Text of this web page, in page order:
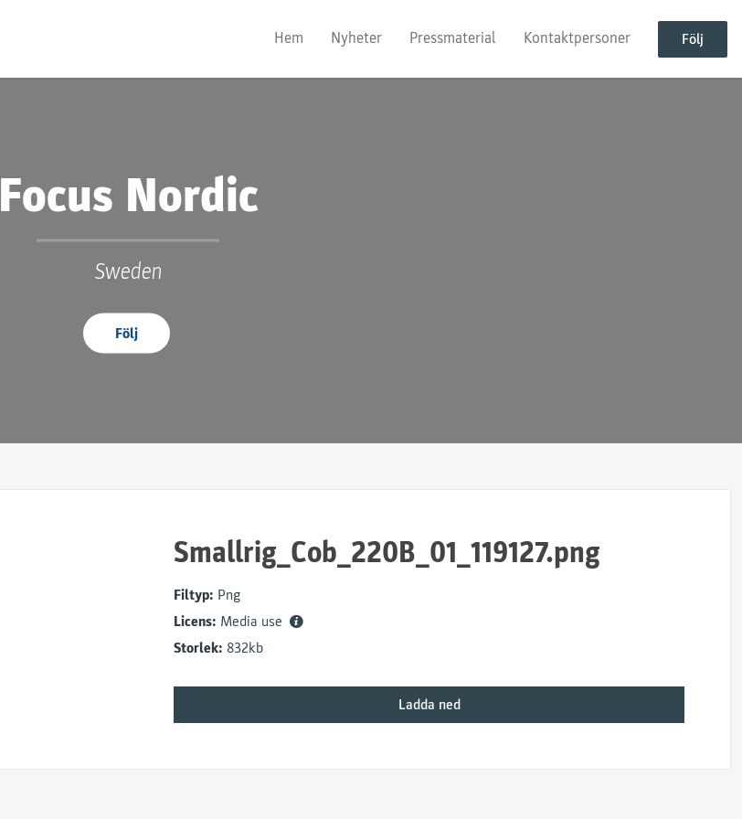
Hem Nyheter Pressmaterial Kontaktpersoner Följ
Focus Nordic
Sweden
Följ
Smallrig_Cob_220B_01_119127.png
Filtyp: Png
Licens: Media use
Storlek: 832kb
Ladda ned